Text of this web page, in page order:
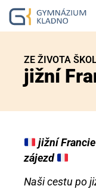
ZE ŽIVOTA
jižní
jižní
zájezd
Naši cestu po